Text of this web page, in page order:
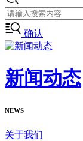
确认
新闻动态
NEWS
关于我们